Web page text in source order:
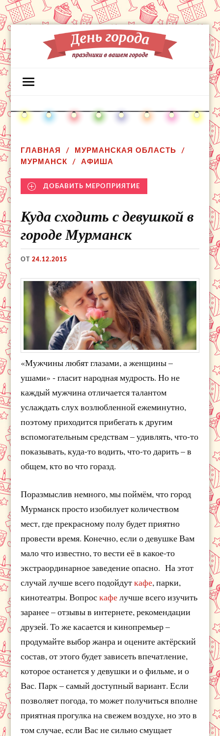
ГЛАВНАЯ
МУРМАНСКАЯ ОБЛАСТЬ
МУРМАНСК
АФИША
ДОБАВИТЬ МЕРОПРИЯТИЕ
Куда сходить с девушкой в
городе Мурманск
ОТ24.12.2015
«Мужчины любят глазами, а женщины –
ушами» - гласит народная мудрость. Но не
каждый мужчина отличается талантом
услаждать слух возлюбленной ежеминутно,
поэтому приходится прибегать к другим
вспомогательным средствам – удивлять, что-то
показывать, куда-то водить, что-то дарить – в
общем, кто во что горазд.
Поразмыслив немного, мы поймём, что город
Мурманск просто изобилует количеством
мест, где прекрасному полу будет приятно
провести время. Конечно, если о девушке Вам
мало что известно, то вести её в какое-то
экстраординарное заведение опасно. На этот
случай лучше всего подойдуткафе, парки,
кинотеатры. Вопроскафелучше всего изучить
заранее – отзывы в интернете, рекомендации
друзей. То же касается и кинопремьер –
продумайте выбор жанра и оцените актёрский
состав, от этого будет зависеть впечатление,
которое останется у девушки и о фильме, и о
Вас. Парк – самый доступный вариант. Если
позволяет погода, то может получиться вполне
приятная прогулка на свежем воздухе, но это в
том случае, если Вас не сильно смущает